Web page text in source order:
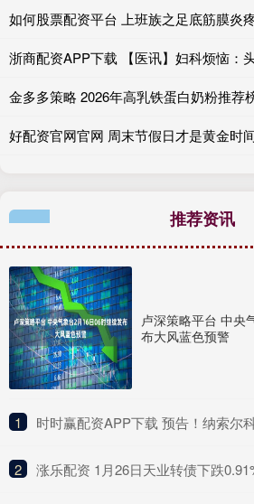
如何股票配资平台 上班族之足底筋膜炎
浙商配资APP下载 【医讯】妇科烦恼：
推荐资讯
卢深策略平台 中央
布大风蓝色预警
1 时时赢配资APP下载 预告！纳索尔科技将于美
2 涨乐配资 1月26日天业转债下跌